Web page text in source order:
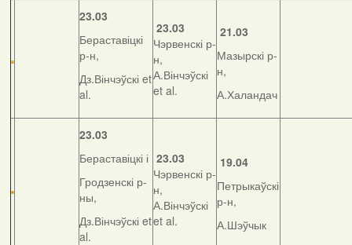
23.03
Бераставіцкі
р-н,
Дз.Вінчэўскі et
al.
23.03
Чэрвенскі р-
н,
А.Вінчэўскі
et al.
21.03
Мазырскі р-
н,
А.Халандач
23.03
Бераставіцкі і
Гродзенскі р-
ны,
Дз.Вінчэўскі et
al.
23.03
Чэрвенскі р-
н,
А.Вінчэўскі
et al.
19.04
Петрыкаўскі
р-н,
А.Шэўчык